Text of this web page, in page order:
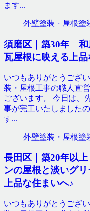
ます...
外壁塗装・屋根塗
須磨区｜築30年
瓦屋根に映える上品
いつもありがとうござ
装・屋根工事の職人直
ございます。 今日は、
事が完工いたしました
す...
外壁塗装・屋根塗
長田区｜築20年以
ンの屋根と淡いグ
上品な住まいへ♪
いつもありがとうござ